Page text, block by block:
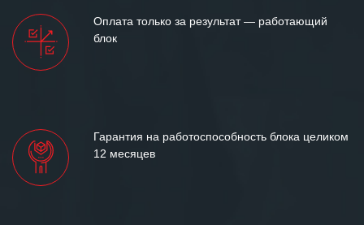
Оплата только за результат — работающий
блок
Гарантия на работоспособность блока целиком
12 месяцев